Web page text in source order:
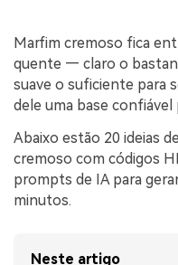
Marfim cremoso fica
quente — claro o
suave o suficiente para
dele uma base
Abaixo estão 20 ideias
cremoso com códigos
prompts de IA para
minutos.
Neste artigo